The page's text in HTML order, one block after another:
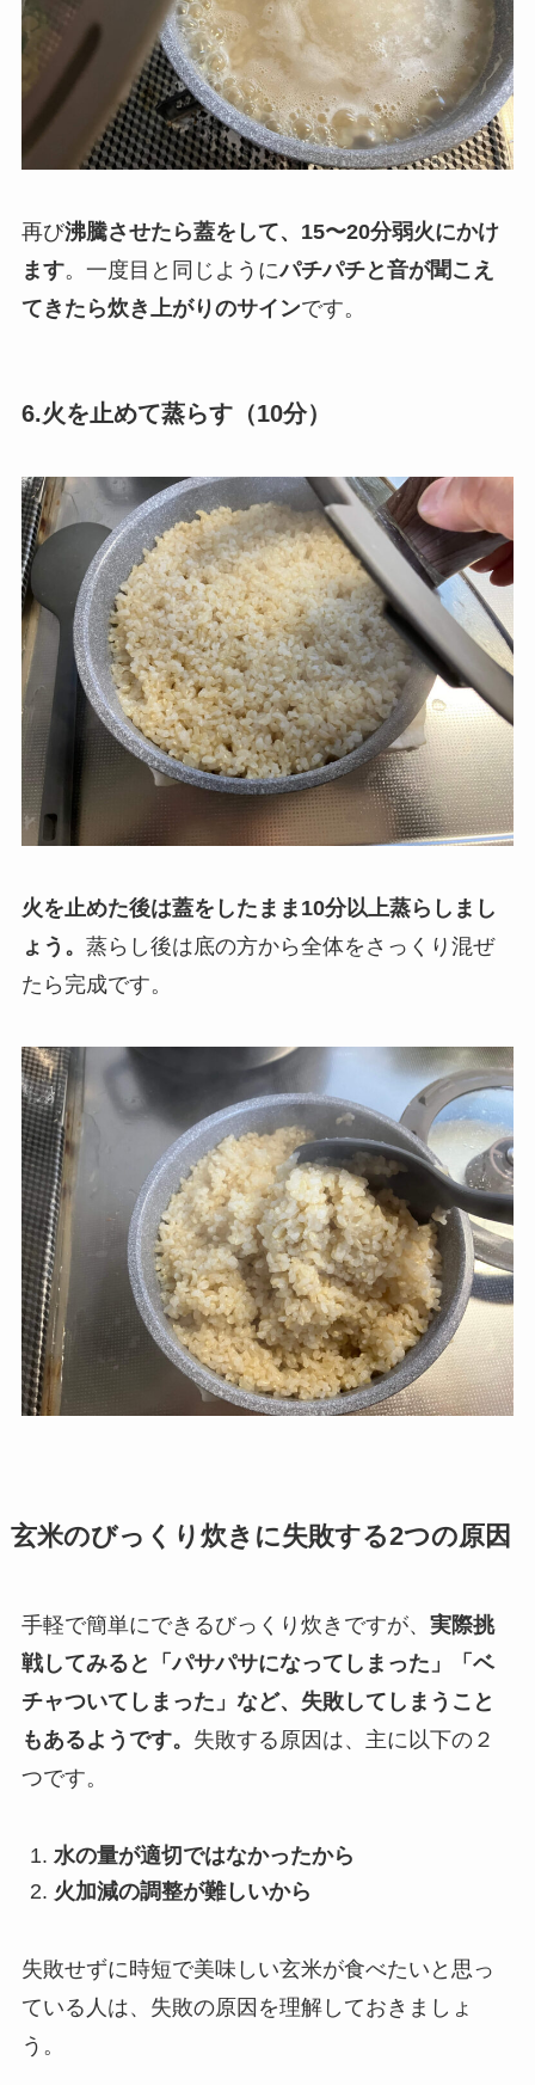
再び沸騰させたら蓋をして、15〜20分弱火にかけ
ます。一度目と同じようにパチパチと音が聞こえ
てきたら炊き上がりのサインです。
6.火を止めて蒸らす（10分）
火を止めた後は蓋をしたまま10分以上蒸らしまし
ょう。 蒸らし後は底の方から全体をさっくり混ぜ
たら完成です。
玄米のびっくり炊きに失敗する2つの原因
手軽で簡単にできるびっくり炊きですが、 実際挑
戦してみると「パサパサになってしまった」「ベ
チャついてしまった」など、失敗してしまうこと
もあるようです。 失敗する原因は、主に以下の２
つです。
水の量が適切ではなかったから
火加減の調整が難しいから
失敗せずに時短で美味しい玄米が食べたいと思っ
ている人は、失敗の原因を理解しておきましょ
う。